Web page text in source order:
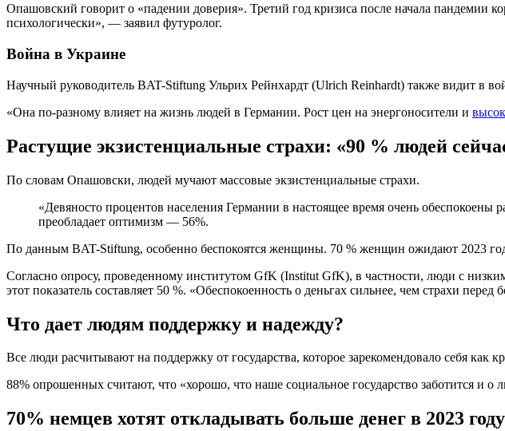
Опашовский говорит о «падении доверия». Третий год кризиса после начала пандемии
психологически», — заявил футуролог.
Война в Украине
Научный руководитель BAT-Stiftung Ульрих Рейнхардт (Ulrich Reinhardt) также видит в
«Она по-разному влияет на жизнь людей в Германии. Рост цен на энергоносители и
Растущие экзистенциальные страхи: «90 % людей
По словам Опашовски, людей мучают массовые экзистенциальные страхи.
«Девяносто процентов населения Германии в настоящее время очень
преобладает оптимизм — 56%.
По данным BAT-Stiftung, особенно беспокоятся женщины. 70 % женщин ожидают 2023
Согласно опросу, проведенному институтом GfK (Institut GfK), в частности, люди с
этот показатель составляет 50 %. «Обеспокоенность о деньгах сильнее, чем страхи
Что дает людям поддержку и надежду?
Все люди расчитывают на поддержку от государства, которое зарекомендовало себя как
88% опрошенных считают, что «хорошо, что наше социальное государство заботится и
70% немцев хотят откладывать больше денег в 2023 году